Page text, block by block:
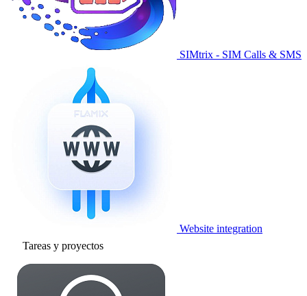
SIMtrix - SIM Calls & SMS
Website integration
Tareas y proyectos